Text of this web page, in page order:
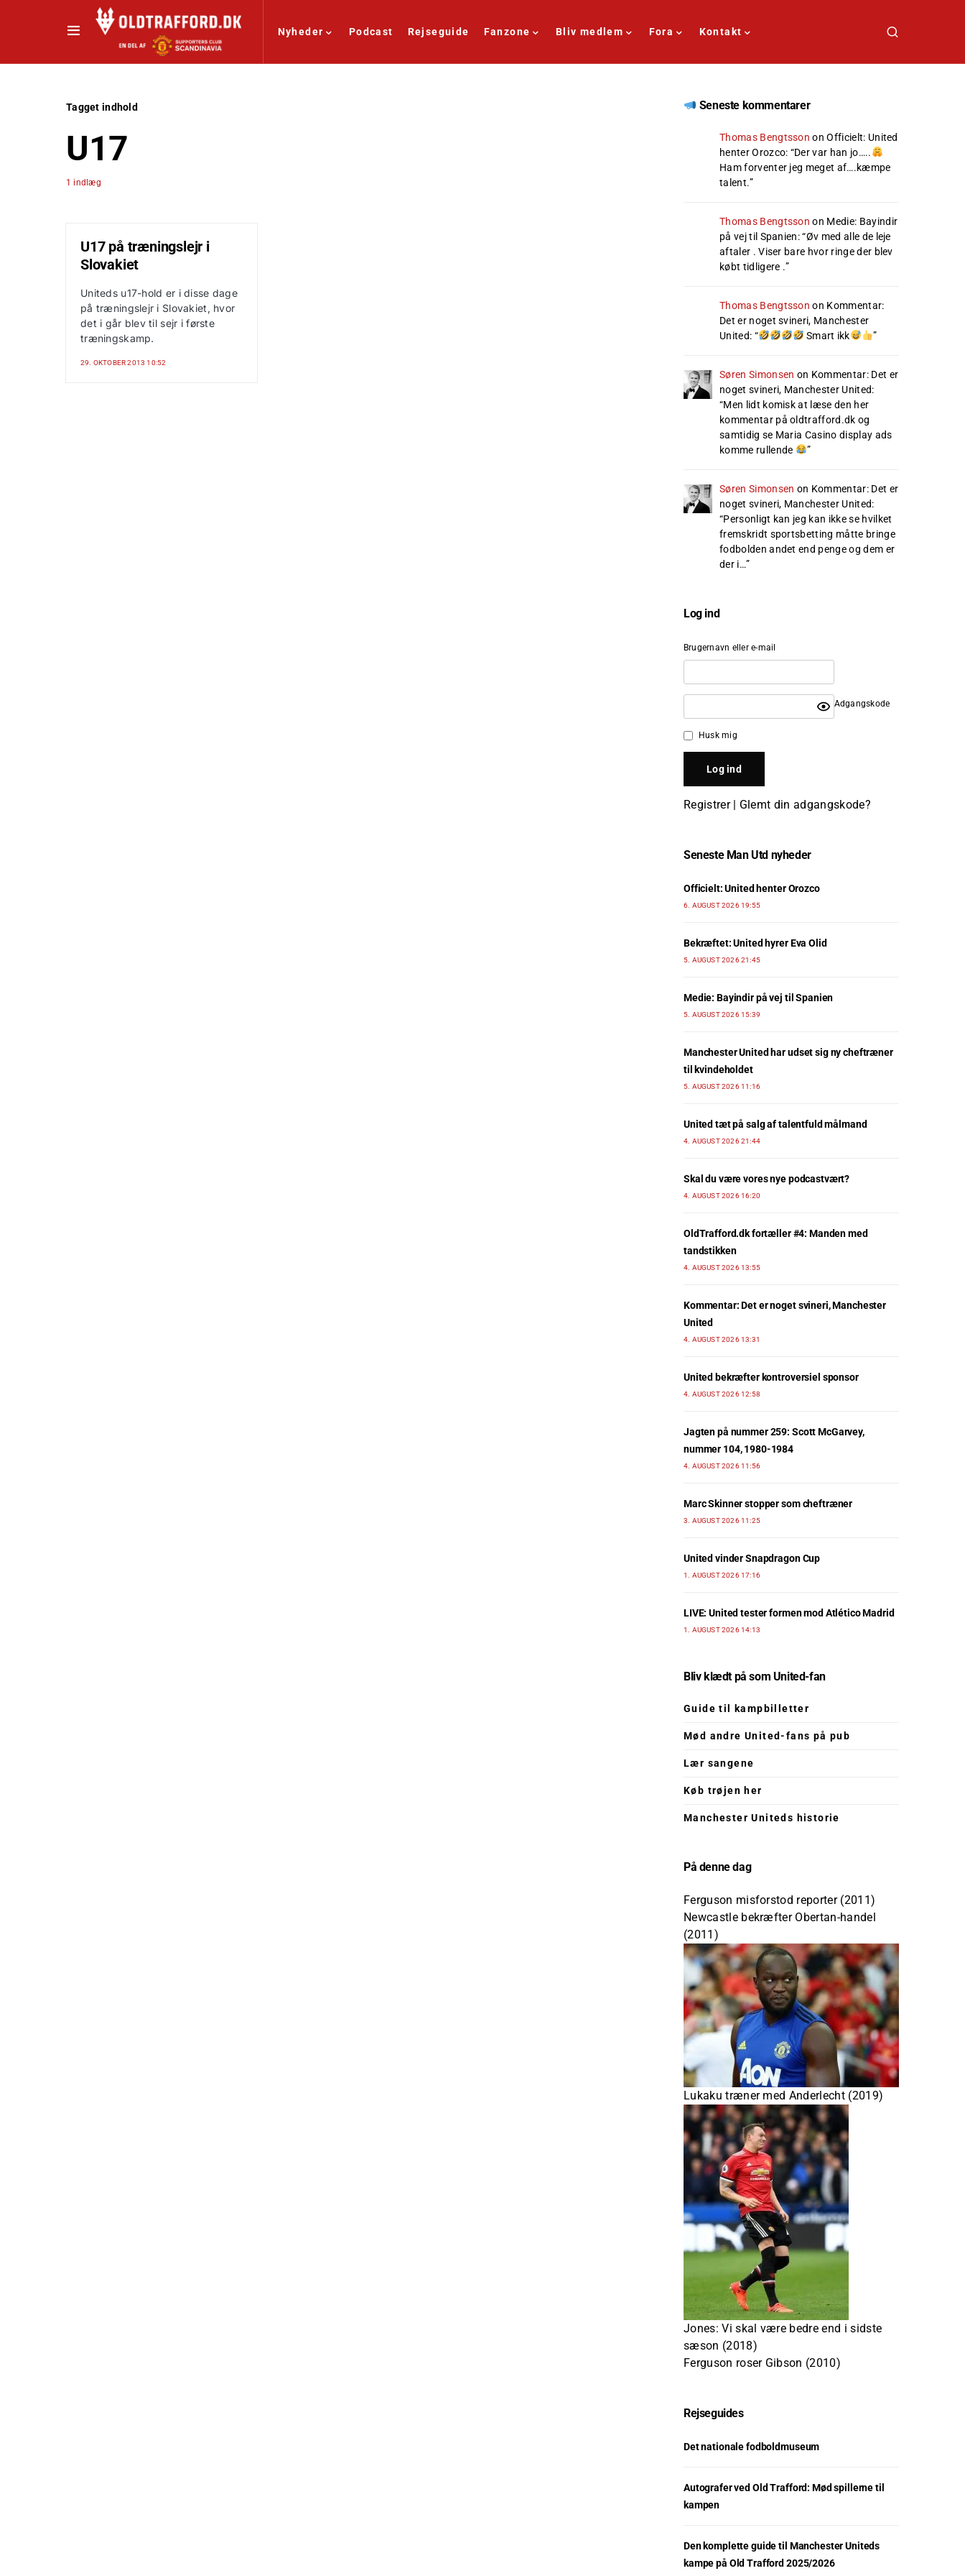
Nyheder Podcast Rejseguide Fanzone Bliv medlem Fora Kontakt
Tagget indhold
U17
1 indlæg
U17 på træningslejr i
Slovakiet
Uniteds u17-hold er i disse dage
på træningslejr i Slovakiet, hvor
det i går blev til sejr i første
træningskamp.
29. OKTOBER 2013 10:52
Seneste kommentarer
Thomas Bengtsson onOfficielt: United
henter Orozco: “Der var han jo…..
Ham forventer jeg meget af….kæmpe
talent.”
Thomas Bengtsson on Medie: Bayindir
på vej til Spanien: “Øv med alle de leje
aftaler . Viser bare hvor ringe der blev
købt tidligere .”
Thomas Bengtsson on Kommentar:
Det er noget svineri, Manchester
United: “ Smart ikk ”
Søren Simonsen on Kommentar: Det er
noget svineri, Manchester United:
“Men lidt komisk at læse den her
kommentar på oldtrafford.dk og
samtidig se Maria Casino display ads
komme rullende
”
Søren Simonsen on Kommentar: Det er
noget svineri, Manchester United:
“Personligt kan jeg kan ikke se hvilket
fremskridt sportsbetting måtte bringe
fodbolden andet end penge og dem er
der i…”
Log ind
Brugernavn eller e-mail
Adgangskode
Husk mig
Registrer| Glemt din adgangskode?
Seneste Man Utd nyheder
Officielt: United henter Orozco
6. AUGUST 2026 19:55
Bekræftet: United hyrer Eva Olid
5. AUGUST 2026 21:45
Medie: Bayindir på vej til Spanien
5. AUGUST 2026 15:39
Manchester United har udset sig ny cheftræner
til kvindeholdet
5. AUGUST 2026 11:16
United tæt på salg af talentfuld målmand
4. AUGUST 2026 21:44
Skal du være vores nye podcastvært?
4. AUGUST 2026 16:20
OldTrafford.dk fortæller #4: Manden med
tandstikken
4. AUGUST 2026 13:55
Kommentar: Det er noget svineri, Manchester
United
4. AUGUST 2026 13:31
United bekræfter kontroversiel sponsor
4. AUGUST 2026 12:58
Jagten på nummer 259: Scott McGarvey,
nummer 104, 1980-1984
4. AUGUST 2026 11:56
Marc Skinner stopper som cheftræner
3. AUGUST 2026 11:25
United vinder Snapdragon Cup
1. AUGUST 2026 17:16
LIVE: United tester formen mod Atlético Madrid
1. AUGUST 2026 14:13
Bliv klædt på som United-fan
Guide til kampbilletter
Mød andre United-fans på pub
Lær sangene
Køb trøjen her
Manchester Uniteds historie
På denne dag
Ferguson misforstod reporter (2011)
Newcastle bekræfter Obertan-handel
(2011)
Lukaku træner med Anderlecht (2019)
Jones: Vi skal være bedre end i sidste
sæson (2018)
Ferguson roser Gibson (2010)
Rejseguides
Det nationale fodboldmuseum
Autografer ved Old Trafford: Mød spillerne til
kampen
Den komplette guide til Manchester Uniteds
kampe på Old Trafford 2025/2026